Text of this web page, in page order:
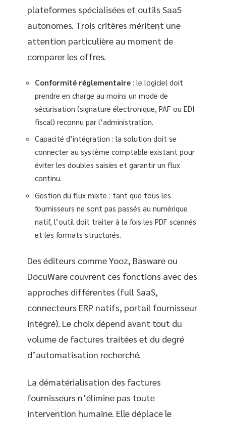
plateformes spécialisées et outils SaaS
autonomes. Trois critères méritent une
attention particulière au moment de
comparer les offres.
Conformité réglementaire : le logiciel doit
prendre en charge au moins un mode de
sécurisation (signature électronique, PAF ou EDI
fiscal) reconnu par l’administration.
Capacité d’intégration : la solution doit se
connecter au système comptable existant pour
éviter les doubles saisies et garantir un flux
continu.
Gestion du flux mixte : tant que tous les
fournisseurs ne sont pas passés au numérique
natif, l’outil doit traiter à la fois les PDF scannés
et les formats structurés.
Des éditeurs comme Yooz, Basware ou
DocuWare couvrent ces fonctions avec des
approches différentes (full SaaS,
connecteurs ERP natifs, portail fournisseur
intégré). Le choix dépend avant tout du
volume de factures traitées et du degré
d’automatisation recherché.
La dématérialisation des factures
fournisseurs n’élimine pas toute
intervention humaine. Elle déplace le